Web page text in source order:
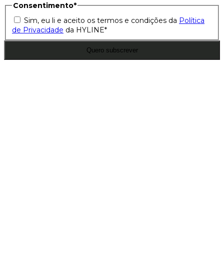
Consentimento*
Sim, eu li e aceito os termos e condições da Política
de Privacidade da HYLINE*
Quero subscrever